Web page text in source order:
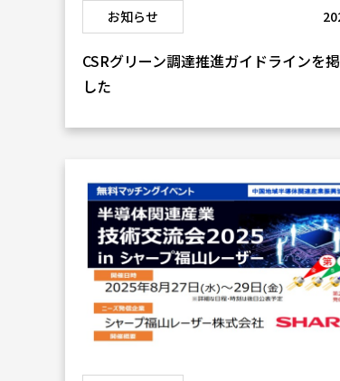
お知らせ
CSRグリーン調達推進ガイドラインを
した